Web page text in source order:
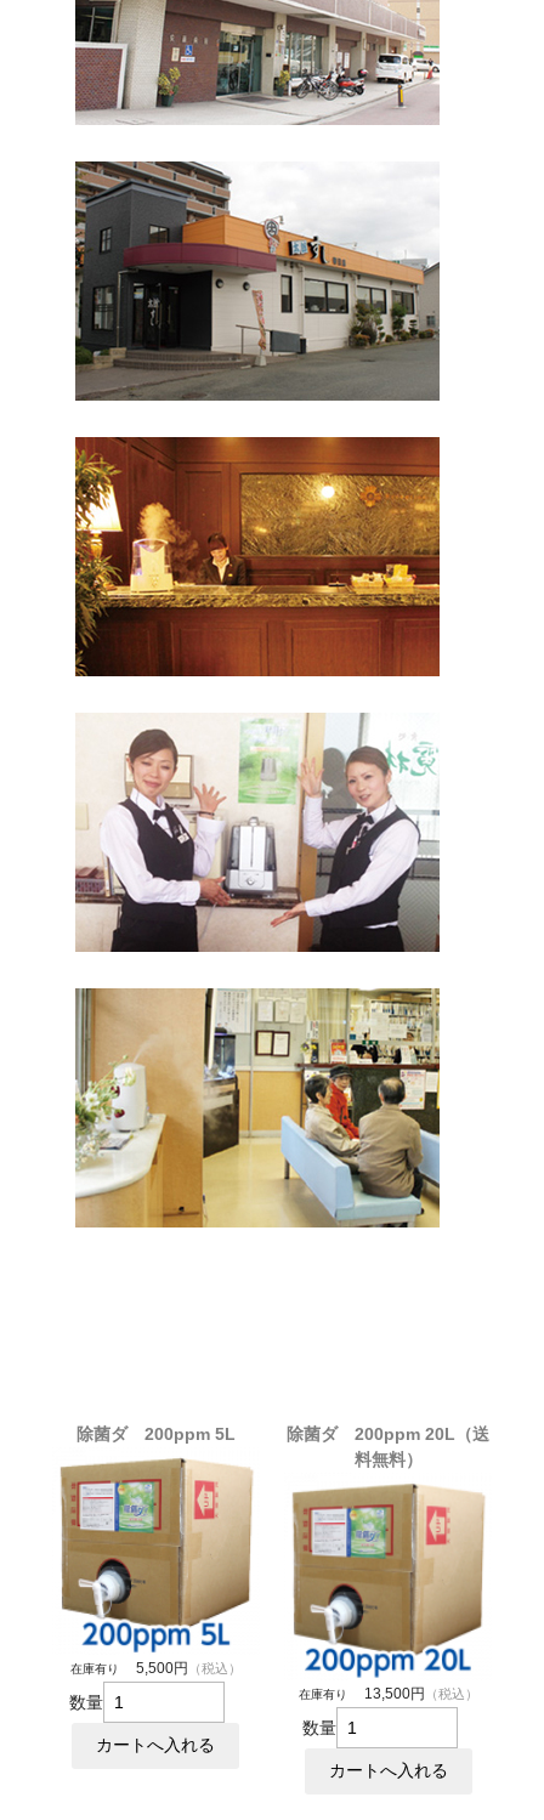
除菌ダ 200ppm 5L
在庫有り 5,500円 （税込）
数量
除菌ダ 200ppm 20L（送
料無料）
在庫有り 13,500円 （税込）
数量